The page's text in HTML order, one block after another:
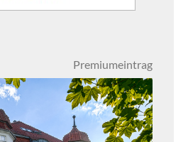
Premiumeintrag